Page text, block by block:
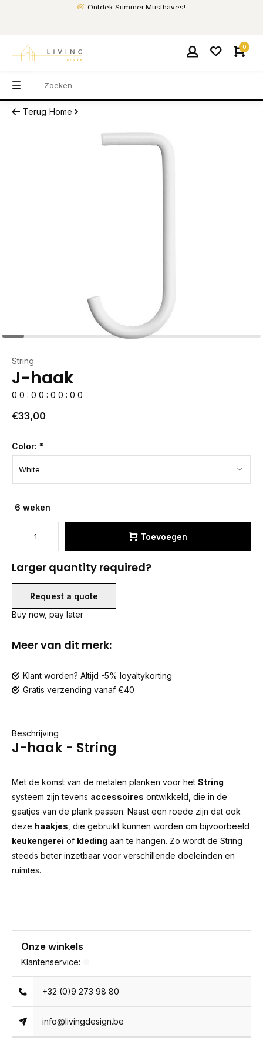
Ontdek Summer Musthaves!
0
Terug Home
String
J-haak
0 0 : 0 0 : 0 0 : 0 0
€33,00
Color: *
6 weken
Toevoegen
Larger quantity required?
Request a quote
Buy now, pay later
Meer van dit merk:
Klant worden? Altijd -5% loyaltykorting
Gratis verzending vanaf €40
Beschrijving
J-haak - String
Met de komst van de metalen planken voor het String
systeem zijn tevens accessoires ontwikkeld, die in de
gaatjes van de plank passen. Naast een roede zijn dat ook
deze haakjes , die gebruikt kunnen worden om bijvoorbeeld
keukengerei of kleding aan te hangen. Zo wordt de String
steeds beter inzetbaar voor verschillende doeleinden en
ruimtes.
Onze winkels
Klantenservice:
+32 (0)9 273 98 80
info@livingdesign.be